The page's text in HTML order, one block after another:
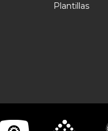
Plantillas